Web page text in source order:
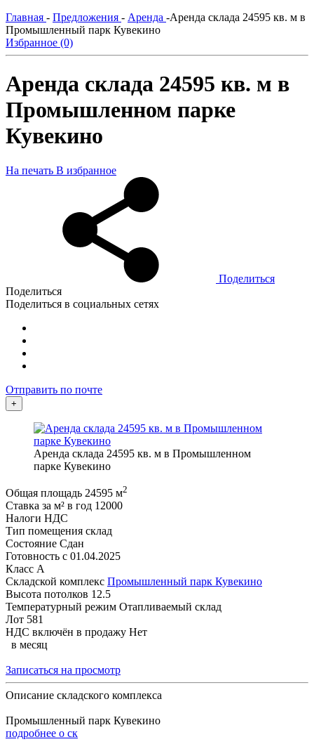
Главная - Предложения - Аренда -Аренда склада 24595 кв. м в
Промышленный парк Кувекино
Избранное (0)
Аренда склада 24595 кв. м в
Промышленном парке
Кувекино
На печать В избранное
Поделиться
Поделиться
Поделиться в социальных сетях
Отправить по почте
+
Аренда склада 24595 кв. м в Промышленном
парке Кувекино
Общая площадь 24595 м2
Ставка за м² в год 12000
Налоги НДС
Тип помещения склад
Состояние Сдан
Готовность с 01.04.2025
Класс A
Складской комплекс Промышленный парк Кувекино
Высота потолков 12.5
Температурный режим Отапливаемый склад
Лот 581
НДС включён в продажу Нет
в месяц
Записаться на просмотр
Описание складского комплекса
Промышленный парк Кувекино
подробнее о ск